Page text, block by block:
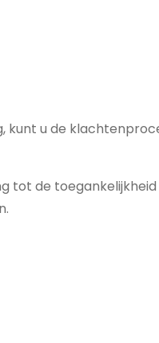
kunt u de
tot de toegankelijkheid